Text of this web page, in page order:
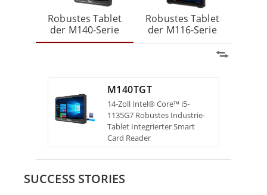
Robustes Tablet
der M140-Serie
Robustes Tablet
der M116-Serie
M140TGT
14-Zoll Intel® Core™ i5-
1135G7 Robustes Industrie-
Tablet Integrierter Smart
Card Reader
SUCCESS STORIES